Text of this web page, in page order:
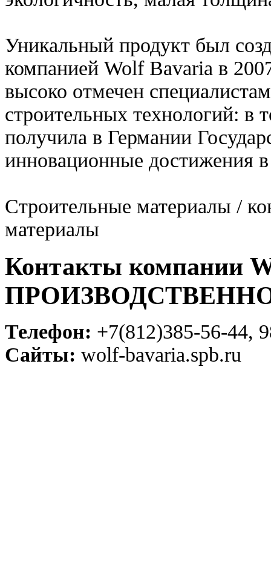
Уникальный продукт был
компанией Wolf Bavaria в
высоко отмечен
строительных технологий: в
получила в Германии
инновационные достижения
Строительные материалы /
материалы
Контакты компании
Телефон: +7(812)385-56-44,
Сайты: wolf-bavaria.spb.ru